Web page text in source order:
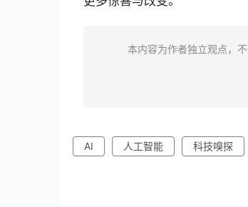
本内容为作者独立观点，
AI 人工智能 科技嗅探